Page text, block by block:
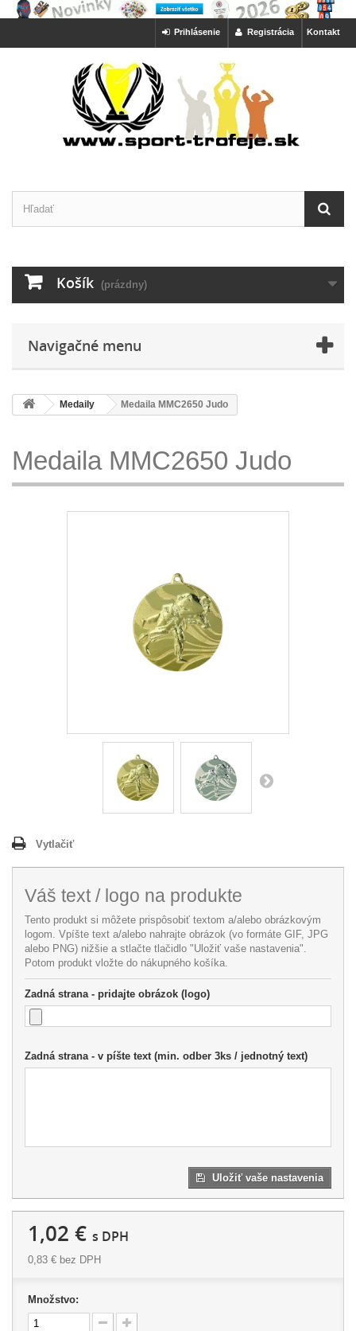
Kontakt
Registrácia
Prihlásenie
Košík (prázdny)
Navigačné menu
Medaily Medaila MMC2650 Judo
Medaila MMC2650 Judo
Vytlačiť
Váš text / logo na produkte
Tento produkt si môžete prispôsobiť textom a/alebo obrázkovým
logom. Vpíšte text a/alebo nahrajte obrázok (vo formáte GIF, JPG
alebo PNG) nižšie a stlačte tlačidlo "Uložiť vaše nastavenia".
Potom produkt vložte do nákupného košíka.
Zadná strana - pridajte obrázok (logo)
Zadná strana - v píšte text (min. odber 3ks / jednotný text)
Uložiť vaše nastavenia
1,02 € s DPH
0,83 € bez DPH
Množstvo: